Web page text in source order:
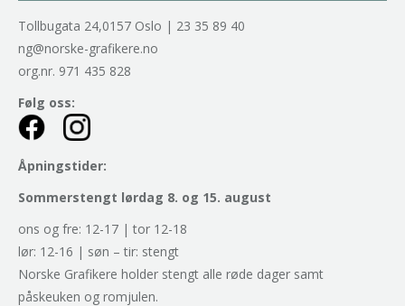
Tollbugata 24,0157 Oslo | 23 35 89 40
ng@norske-grafikere.no
org.nr. 971 435 828
Følg oss:
Åpningstider:
Sommerstengt lørdag 8. og 15. august
ons og fre: 12-17 | tor 12-18
lør: 12-16 | søn – tir: stengt
Norske Grafikere holder stengt alle røde dager samt
påskeuken og romjulen.